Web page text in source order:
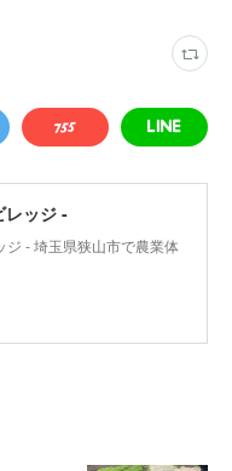
ッジ -
- 埼玉県狭山市で農業体